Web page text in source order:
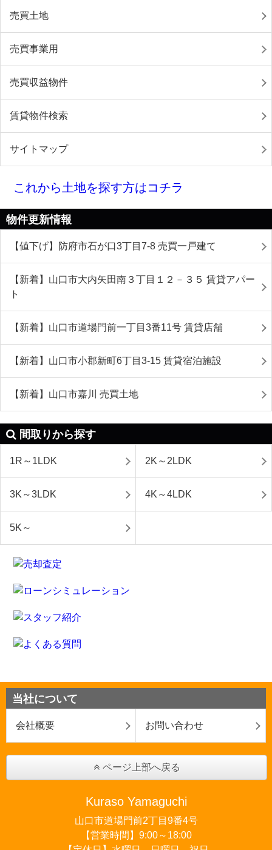
売買土地
売買事業用
売買収益物件
賃貸物件検索
サイトマップ
これから土地を探す方はコチラ
物件更新情報
【値下げ】防府市石が口3丁目7-8 売買一戸建て
【新着】山口市大内矢田南３丁目１２－３５ 賃貸アパー
ト
【新着】山口市道場門前一丁目3番11号 賃貸店舗
【新着】山口市小郡新町6丁目3-15 賃貸宿泊施設
【新着】山口市嘉川 売買土地
間取りから探す
1R～1LDK 2K～2LDK
3K～3LDK 4K～4LDK
5K～
当社について
会社概要 お問い合わせ
ページ上部へ戻る
Kuraso Yamaguchi
山口市道場門前2丁目9番4号
【営業時間】9:00～18:00